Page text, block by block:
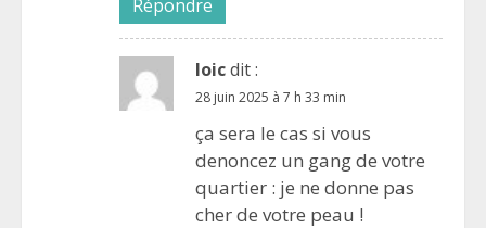
Répondre
loicdit :
28 juin 2025 à 7 h 33 min
ça sera le cas si vous
denoncez un gang de votre
quartier : je ne donne pas
cher de votre peau !